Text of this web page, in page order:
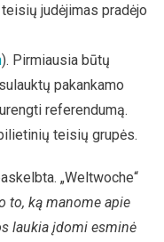
judėjimas pradėjo
). Pirmiausia būtų
pakankamo
referendumą.
teisių grupės.
„Weltwoche“
to, ką manome apie
laukia įdomi esminė